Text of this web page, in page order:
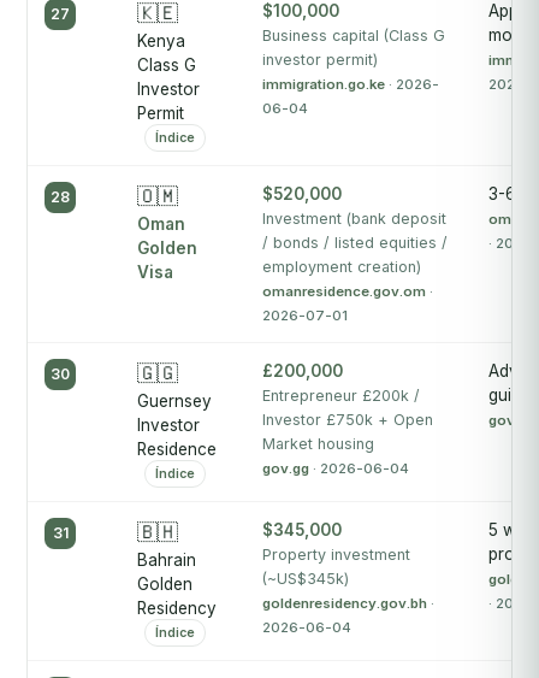
27 🇰🇪
Kenya
Class G
Investor
Permit
Índice
$100,000
Business capital (Class G
investor permit)
immigration.go.ke · 2026-
06-04
2026-
28 🇴🇲
Oman
Golden
Visa
$520,000
Investment (bank deposit
/ bonds / listed equities /
employment creation)
omanresidence.gov.om ·
2026-07-01
3-6
·
30 🇬🇬
Guernsey
Investor
Residence
Índice
£200,000
Entrepreneur £200k /
Investor £750k + Open
Market housing
gov.gg · 2026-06-04
gov.gg
31 🇧🇭
Bahrain
Golden
Residency
Índice
$345,000
Property investment
(~US$345k)
goldenresidency.gov.bh ·
2026-06-04
5
·